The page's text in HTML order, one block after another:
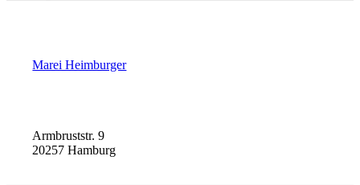
Marei Heimburger
Armbruststr. 9
20257 Hamburg